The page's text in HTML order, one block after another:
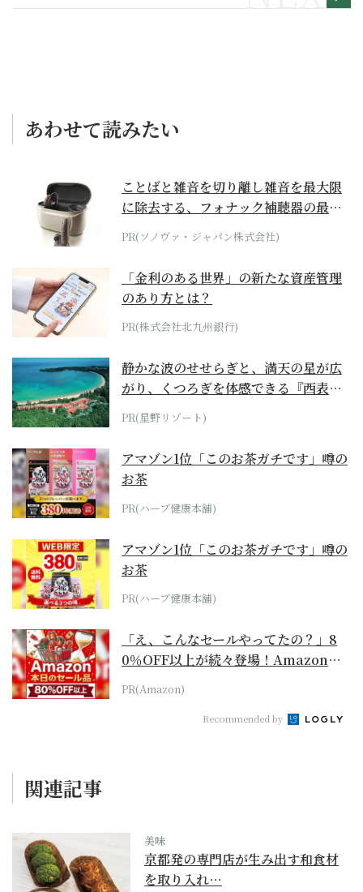
あわせて読みたい
ことばと雑音を切り離し雑音を最大限
に除去する、フォナック補聴器の最上
位モデル
PR(ソノヴァ・ジャパン株式会社)
「金利のある世界」の新たな資産管理
のあり方とは？
PR(株式会社北九州銀行)
静かな波のせせらぎと、満天の星が広
がり、くつろぎを体感できる『西表島
ホテル by...
PR(星野リゾート)
アマゾン1位「このお茶ガチです」噂の
お茶
PR(ハーブ健康本舗)
アマゾン1位「このお茶ガチです」噂の
お茶
PR(ハーブ健康本舗)
「え、こんなセールやってたの？」8
0％OFF以上が続々登場！Amazonの
本気が...
PR(Amazon)
Recommended by
関連記事
美味
京都発の専門店が生み出す和食材
を取り入れ…